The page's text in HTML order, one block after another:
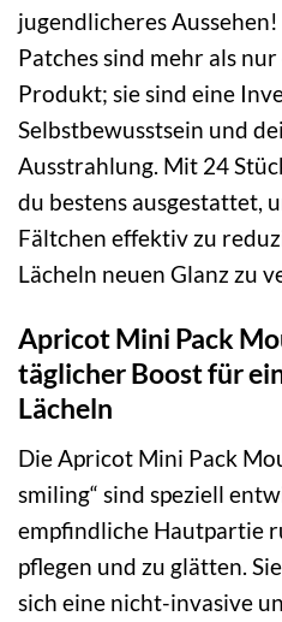
jugendlicheres
Patches sind mehr als
Produkt; sie sind eine
Selbstbewusstsein und
Ausstrahlung. Mit 24
du bestens ausgestattet,
Fältchen effektiv zu
Lächeln neuen Glanz zu
Apricot Mini Pack
täglicher Boost für
Lächeln
Die Apricot Mini Pack
smiling“ sind speziell
empfindliche Hautpartie
pflegen und zu glätten.
sich eine nicht-invasive